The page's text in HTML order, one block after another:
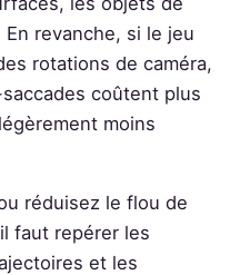
revanche, si le jeu
rotations de caméra,
coûtent plus
moins
réduisez le flou de
faut repérer les
et les